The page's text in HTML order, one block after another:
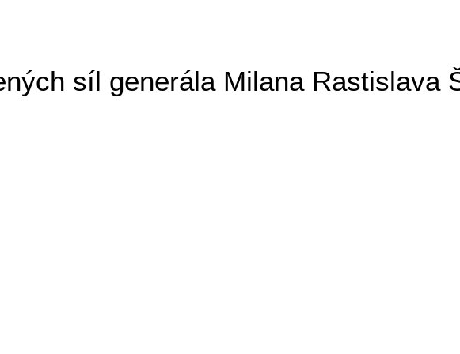
síl generála Milana Rastislava